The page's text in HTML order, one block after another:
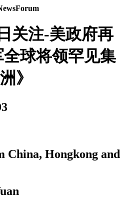
Forum
关注-美政府再
全球将领罕见集
》
China, Hongkong and